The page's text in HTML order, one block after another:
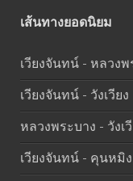
เส้นทางยอดนิยม
เวียงจันทน์ - หลวงพ
เวียงจันทน์ - วังเวียง
หลวงพระบาง - วังเ
เวียงจันทน์ - คุนหมิง